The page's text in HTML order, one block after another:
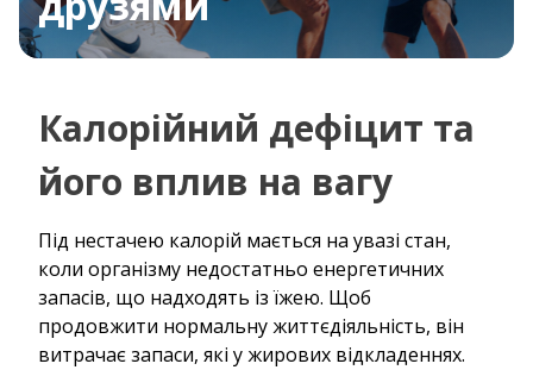
Калорійний дефіцит та
його вплив на вагу
Під нестачею калорій мається на увазі стан,
коли організму недостатньо енергетичних
запасів, що надходять із їжею. Щоб
продовжити нормальну життєдіяльність, він
витрачає запаси, які у жирових відкладеннях.